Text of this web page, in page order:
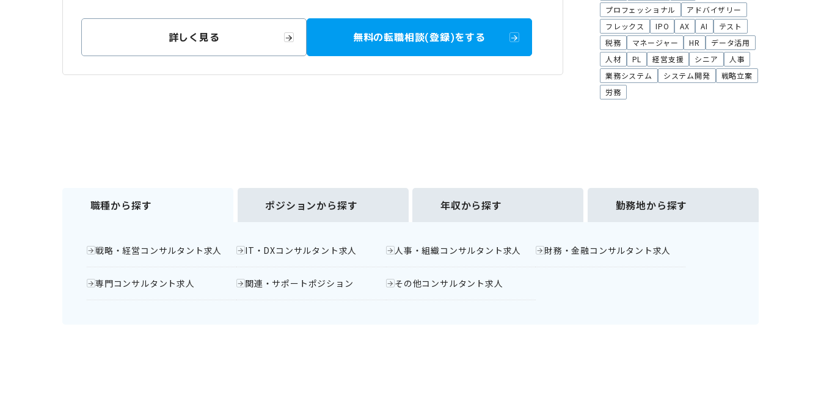
詳しく見る 無料の転職相談(登録)をする
プロフェッショナル
アドバイザリー
フレックス
IPO AX AI
テスト
税務
マネージャー HR
データ活用
人材
PL 経営支援 シニア
人事
業務システム
システム開発
戦略立案
労務
職種から探す
戦略・経営コンサルタント求人 IT・DXコンサルタント求人 人事・組織コンサルタント求人 財務・金融コンサルタント求人
専門コンサルタント求人 関連・サポートポジション その他コンサルタント求人
ポジションから探す 年収から探す 勤務地から探す